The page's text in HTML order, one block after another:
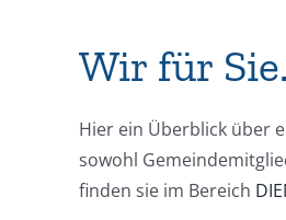
Wir für
Hier ein Überblick über
sowohl
finden sie im Bereich